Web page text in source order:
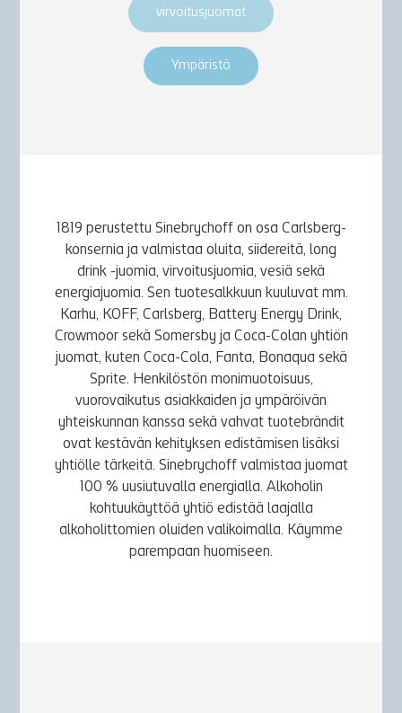
virvoitusjuomat
Ympäristö
1819 perustettu Sinebrychoff on osa Carlsberg-
konsernia ja valmistaa oluita, siidereitä, long
drink -juomia, virvoitusjuomia, vesiä sekä
energiajuomia. Sen tuotesalkkuun kuuluvat mm.
Karhu, KOFF, Carlsberg, Battery Energy Drink,
Crowmoor sekä Somersby ja Coca-Colan yhtiön
juomat, kuten Coca-Cola, Fanta, Bonaqua sekä
Sprite. Henkilöstön monimuotoisuus,
vuorovaikutus asiakkaiden ja ympäröivän
yhteiskunnan kanssa sekä vahvat tuotebrändit
ovat kestävän kehityksen edistämisen lisäksi
yhtiölle tärkeitä. Sinebrychoff valmistaa juomat
100 % uusiutuvalla energialla. Alkoholin
kohtuukäyttöä yhtiö edistää laajalla
alkoholittomien oluiden valikoimalla. Käymme
parempaan huomiseen.